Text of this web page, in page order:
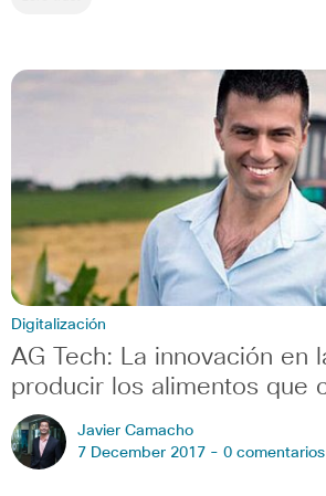
Digitalización
AG Tech: La innovación en
producir los alimentos que
Javier Camacho
7 December 2017 - 0 comentarios